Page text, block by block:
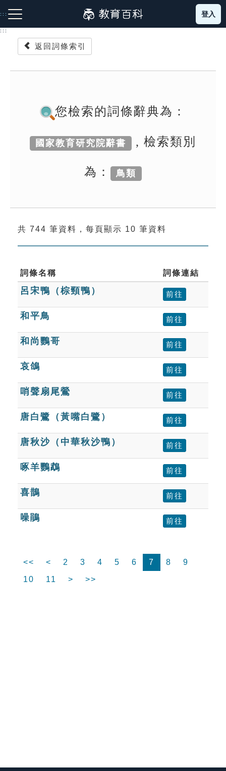
到
主
:::
成語故事
索引選單
單字索引
生命大百科索引
遊戲專區
教學應用
貓頭鷹博士
登入
:::
返回詞條索引
您檢索的詞條辭典為：
國家教育研究院辭書 , 檢索類別
為： 鳥類
共 744 筆資料，每頁顯示 10 筆資料
詞條名稱 詞條連結
呂宋鴨（棕頸鴨） 前往
和平鳥 前往
和尚鸚哥 前往
哀鴿 前往
哨聲扇尾鶯 前往
唐白鷺（黃嘴白鷺） 前往
唐秋沙（中華秋沙鴨） 前往
啄羊鸚鵡 前往
喜鵲 前往
噪鵑 前往
<< < 2 3 4 5 6 7 8
9
10
11 > >>